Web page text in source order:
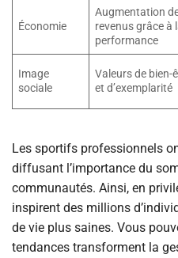
Économie
Augmentation
revenus grâce à
performance
Image
sociale
Valeurs de bien-
et d’exemplarité
Les sportifs professionnels
diffusant l’importance du
communautés. Ainsi, en
inspirent des millions
de vie plus saines. Vous
tendances transforment la